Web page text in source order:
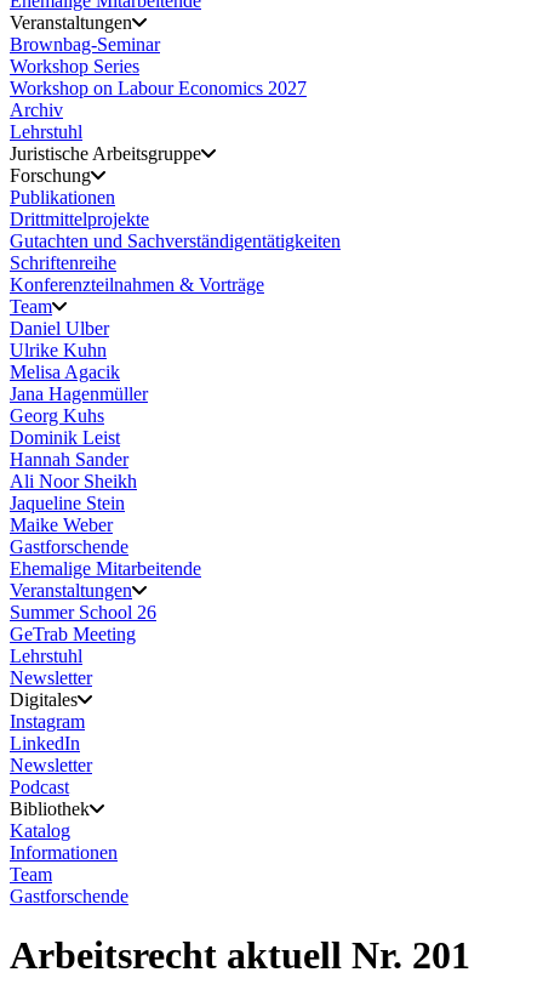
Veranstaltungen
Brownbag-Seminar
Workshop Series
Workshop on Labour Economics 2027
Archiv
Lehrstuhl
Juristische Arbeitsgruppe
Forschung
Publikationen
Drittmittelprojekte
Gutachten und Sachverständigentätigkeiten
Schriftenreihe
Konferenzteilnahmen & Vorträge
Team
Daniel Ulber
Ulrike Kuhn
Melisa Agacik
Jana Hagenmüller
Georg Kuhs
Dominik Leist
Hannah Sander
Ali Noor Sheikh
Jaqueline Stein
Maike Weber
Gastforschende
Ehemalige Mitarbeitende
Veranstaltungen
Summer School 26
GeTrab Meeting
Lehrstuhl
Newsletter
Digitales
Instagram
LinkedIn
Newsletter
Podcast
Bibliothek
Katalog
Informationen
Team
Gastforschende
Arbeitsrecht aktuell Nr. 201